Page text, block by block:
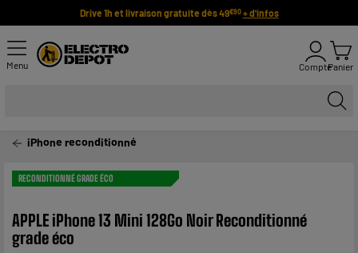
Drive 1h et livraison gratuite dès 49€90 + d'infos
Menu ComptePanier
iPhone reconditionné
RECONDITIONNÉ GRADE ÉCO
APPLE iPhone 13 Mini 128Go Noir Reconditionné
grade éco